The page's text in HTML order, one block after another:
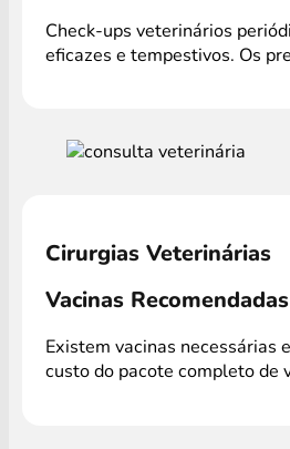
Check-ups veterinários
eficazes e tempestivos. Os
Cirurgias Veterinárias
Vacinas Recomendadas
Existem vacinas necessárias
custo do pacote completo de